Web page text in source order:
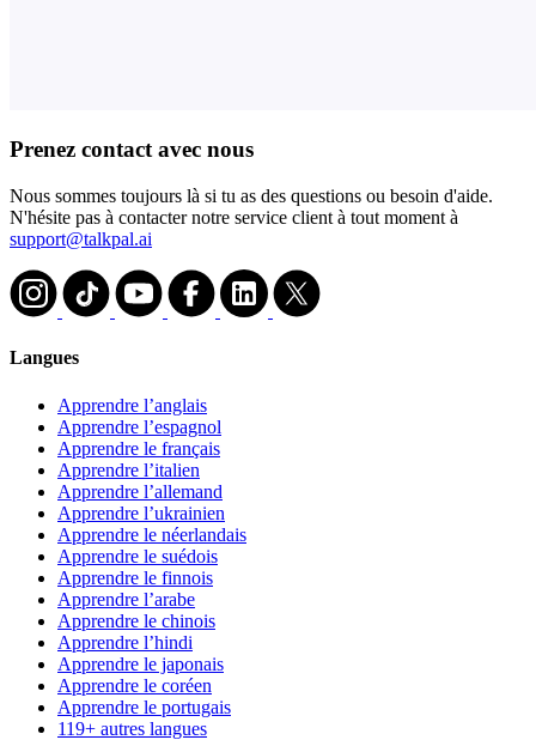
Prenez contact avec nous
Nous sommes toujours là si tu as des questions ou besoin d'aide.
N'hésite pas à contacter notre service client à tout moment à
support@talkpal.ai
Langues
Apprendre l’anglais
Apprendre l’espagnol
Apprendre le français
Apprendre l’italien
Apprendre l’allemand
Apprendre l’ukrainien
Apprendre le néerlandais
Apprendre le suédois
Apprendre le finnois
Apprendre l’arabe
Apprendre le chinois
Apprendre l’hindi
Apprendre le japonais
Apprendre le coréen
Apprendre le portugais
119+ autres langues